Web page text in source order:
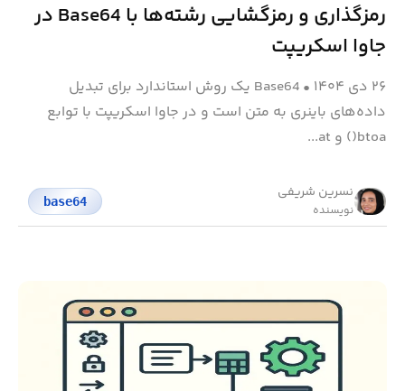
رمزگذاری و رمزگشایی رشته‌ها با Base64 در
جاوا اسکریپت
۲۶ دی ۱۴۰۴ •
Base64 یک روش استاندارد برای تبدیل
داده‌های باینری به متن است و در جاوا اسکریپت با توابع
btoa() و at...
نسرین شریفی
نویسنده
base64